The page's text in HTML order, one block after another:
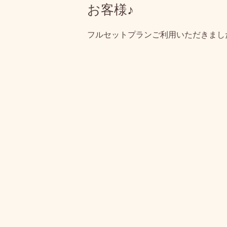
お客様♪
フルセットプランご利用いただきまし